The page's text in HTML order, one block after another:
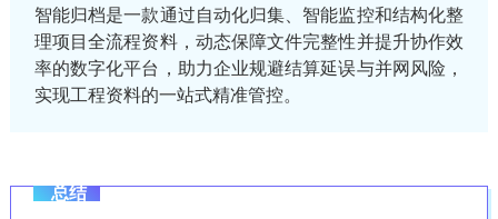
智能归档是一款通过自动化归集、智能监控和结构化整
理项目全流程资料，动态保障文件完整性并提升协作效
率的数字化平台，助力企业规避结算延误与并网风险，
实现工程资料的一站式精准管控。
总结